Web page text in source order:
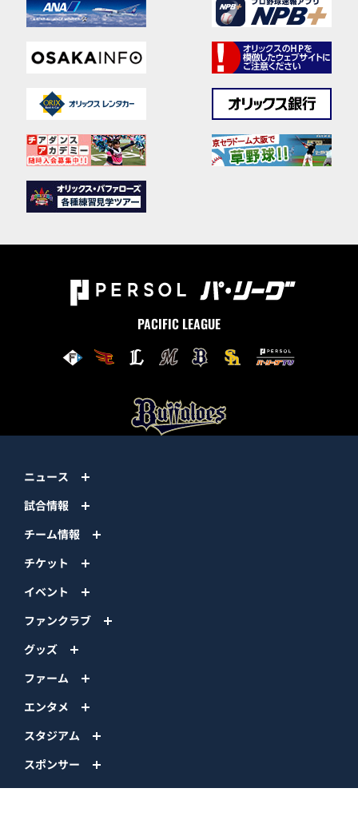
PACIFIC LEAGUE
ニュース
試合情報
チーム情報
チケット
イベント
ファンクラブ
グッズ
ファーム
エンタメ
スタジアム
スポンサー
球団情報